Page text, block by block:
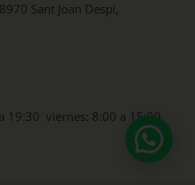
Sant Joan Despí,
19:30 viernes: 8:00 a 15:00